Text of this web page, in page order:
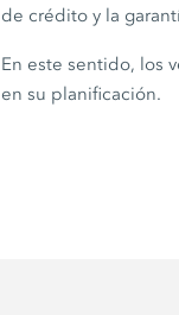
de crédito y la
En este sentido, los
en su planificación.